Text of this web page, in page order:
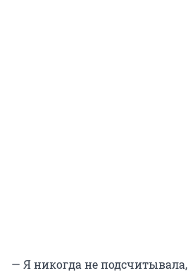
— Я никогда не подсчитывала,